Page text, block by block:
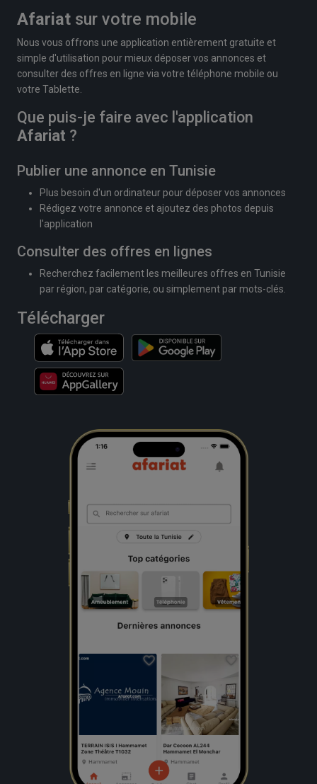
Afariat sur votre mobile
Nous vous offrons une application entièrement gratuite et
simple d'utilisation pour mieux déposer vos annonces et
consulter des offres en ligne via votre téléphone mobile ou
votre Tablette.
Que puis-je faire avec l'application
Afariat ?
Publier une annonce en Tunisie
Plus besoin d'un ordinateur pour déposer vos annonces
Rédigez votre annonce et ajoutez des photos depuis
l'application
Consulter des offres en lignes
Recherchez facilement les meilleures offres en Tunisie
par région, par catégorie, ou simplement par mots-clés.
Télécharger